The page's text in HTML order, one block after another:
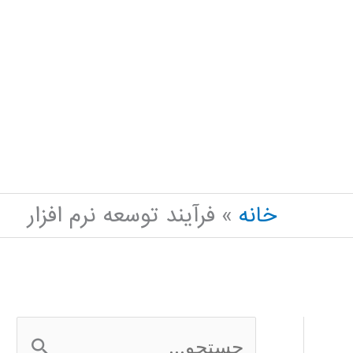
خانه
فرآیند توسعه نرم افزار